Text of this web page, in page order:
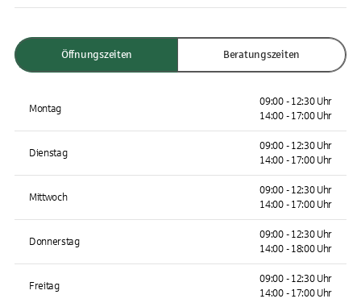
Öffnungszeiten Beratungszeiten
Montag
09:00 - 12:30 Uhr
14:00 - 17:00 Uhr
Dienstag
09:00 - 12:30 Uhr
14:00 - 17:00 Uhr
Mittwoch
09:00 - 12:30 Uhr
14:00 - 17:00 Uhr
Donnerstag
09:00 - 12:30 Uhr
14:00 - 18:00 Uhr
Freitag
09:00 - 12:30 Uhr
14:00 - 17:00 Uhr